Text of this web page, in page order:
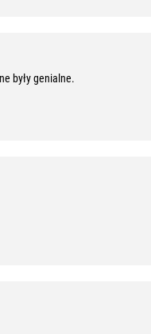
były genialne.